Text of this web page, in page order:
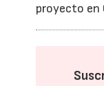
proyecto en